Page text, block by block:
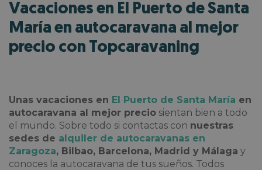
Vacaciones en El Puerto de Santa
María en autocaravana al mejor
precio con Topcaravaning
Unas vacaciones en El Puerto de Santa María en
autocaravana al mejor precio sientan bien a todo
el mundo. Sobre todo si contactas con nuestras
sedes de alquiler de autocaravanas en
Zaragoza, Bilbao, Barcelona, Madrid y Málaga y
conoces la autocaravana de tus sueños. Todos